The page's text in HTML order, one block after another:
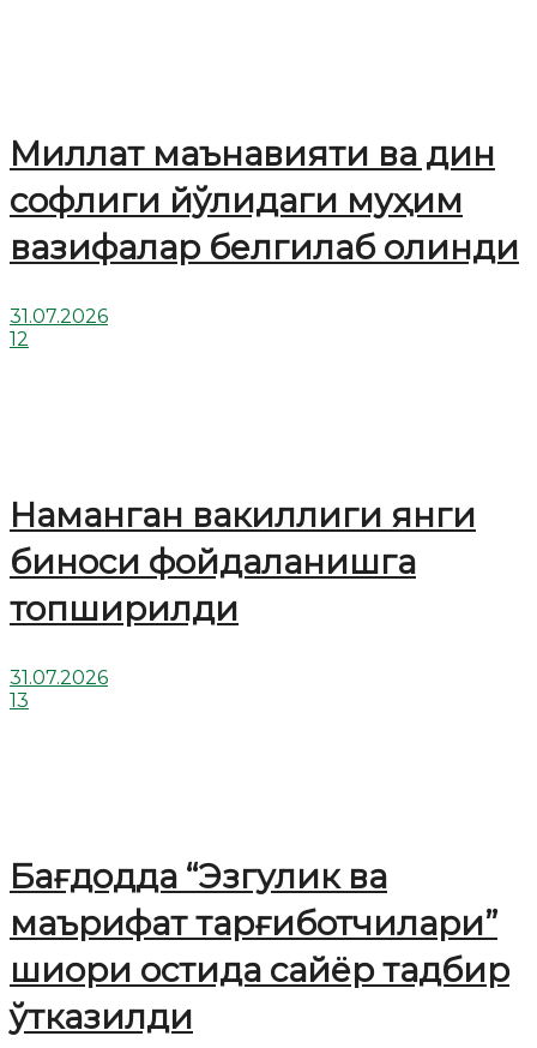
Миллат маънавияти ва дин
софлиги йўлидаги муҳим
вазифалар белгилаб олинди
31.07.2026
12
Наманган вакиллиги янги
биноси фойдаланишга
топширилди
31.07.2026
13
Бағдодда “Эзгулик ва
маърифат тарғиботчилари”
шиори остида сайёр тадбир
ўтказилди